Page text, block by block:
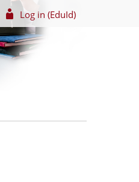
Log in (EduId)